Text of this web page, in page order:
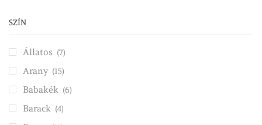
SZÍN
Állatos (7)
Arany (15)
Babakék (6)
Barack (4)